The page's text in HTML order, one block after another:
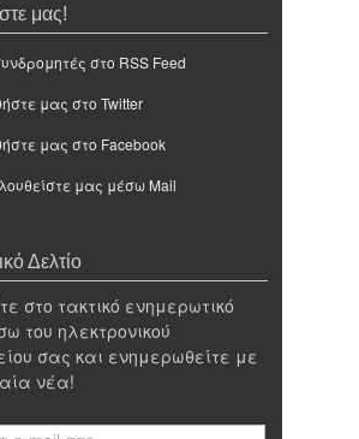
μας!
στο RSS Feed
μας στο Twitter
μας στο Facebook
μας μέσω Mail
Δελτίο
στο τακτικό ενημερωτικό
του ηλεκτρονικού
σας και ενημερωθείτε με
νέα!